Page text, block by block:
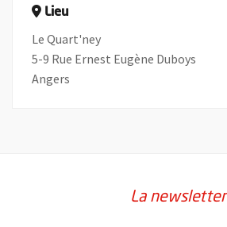
Lieu
Le Quart'ney
5-9 Rue Ernest Eugène Duboys
Angers
La newsletter